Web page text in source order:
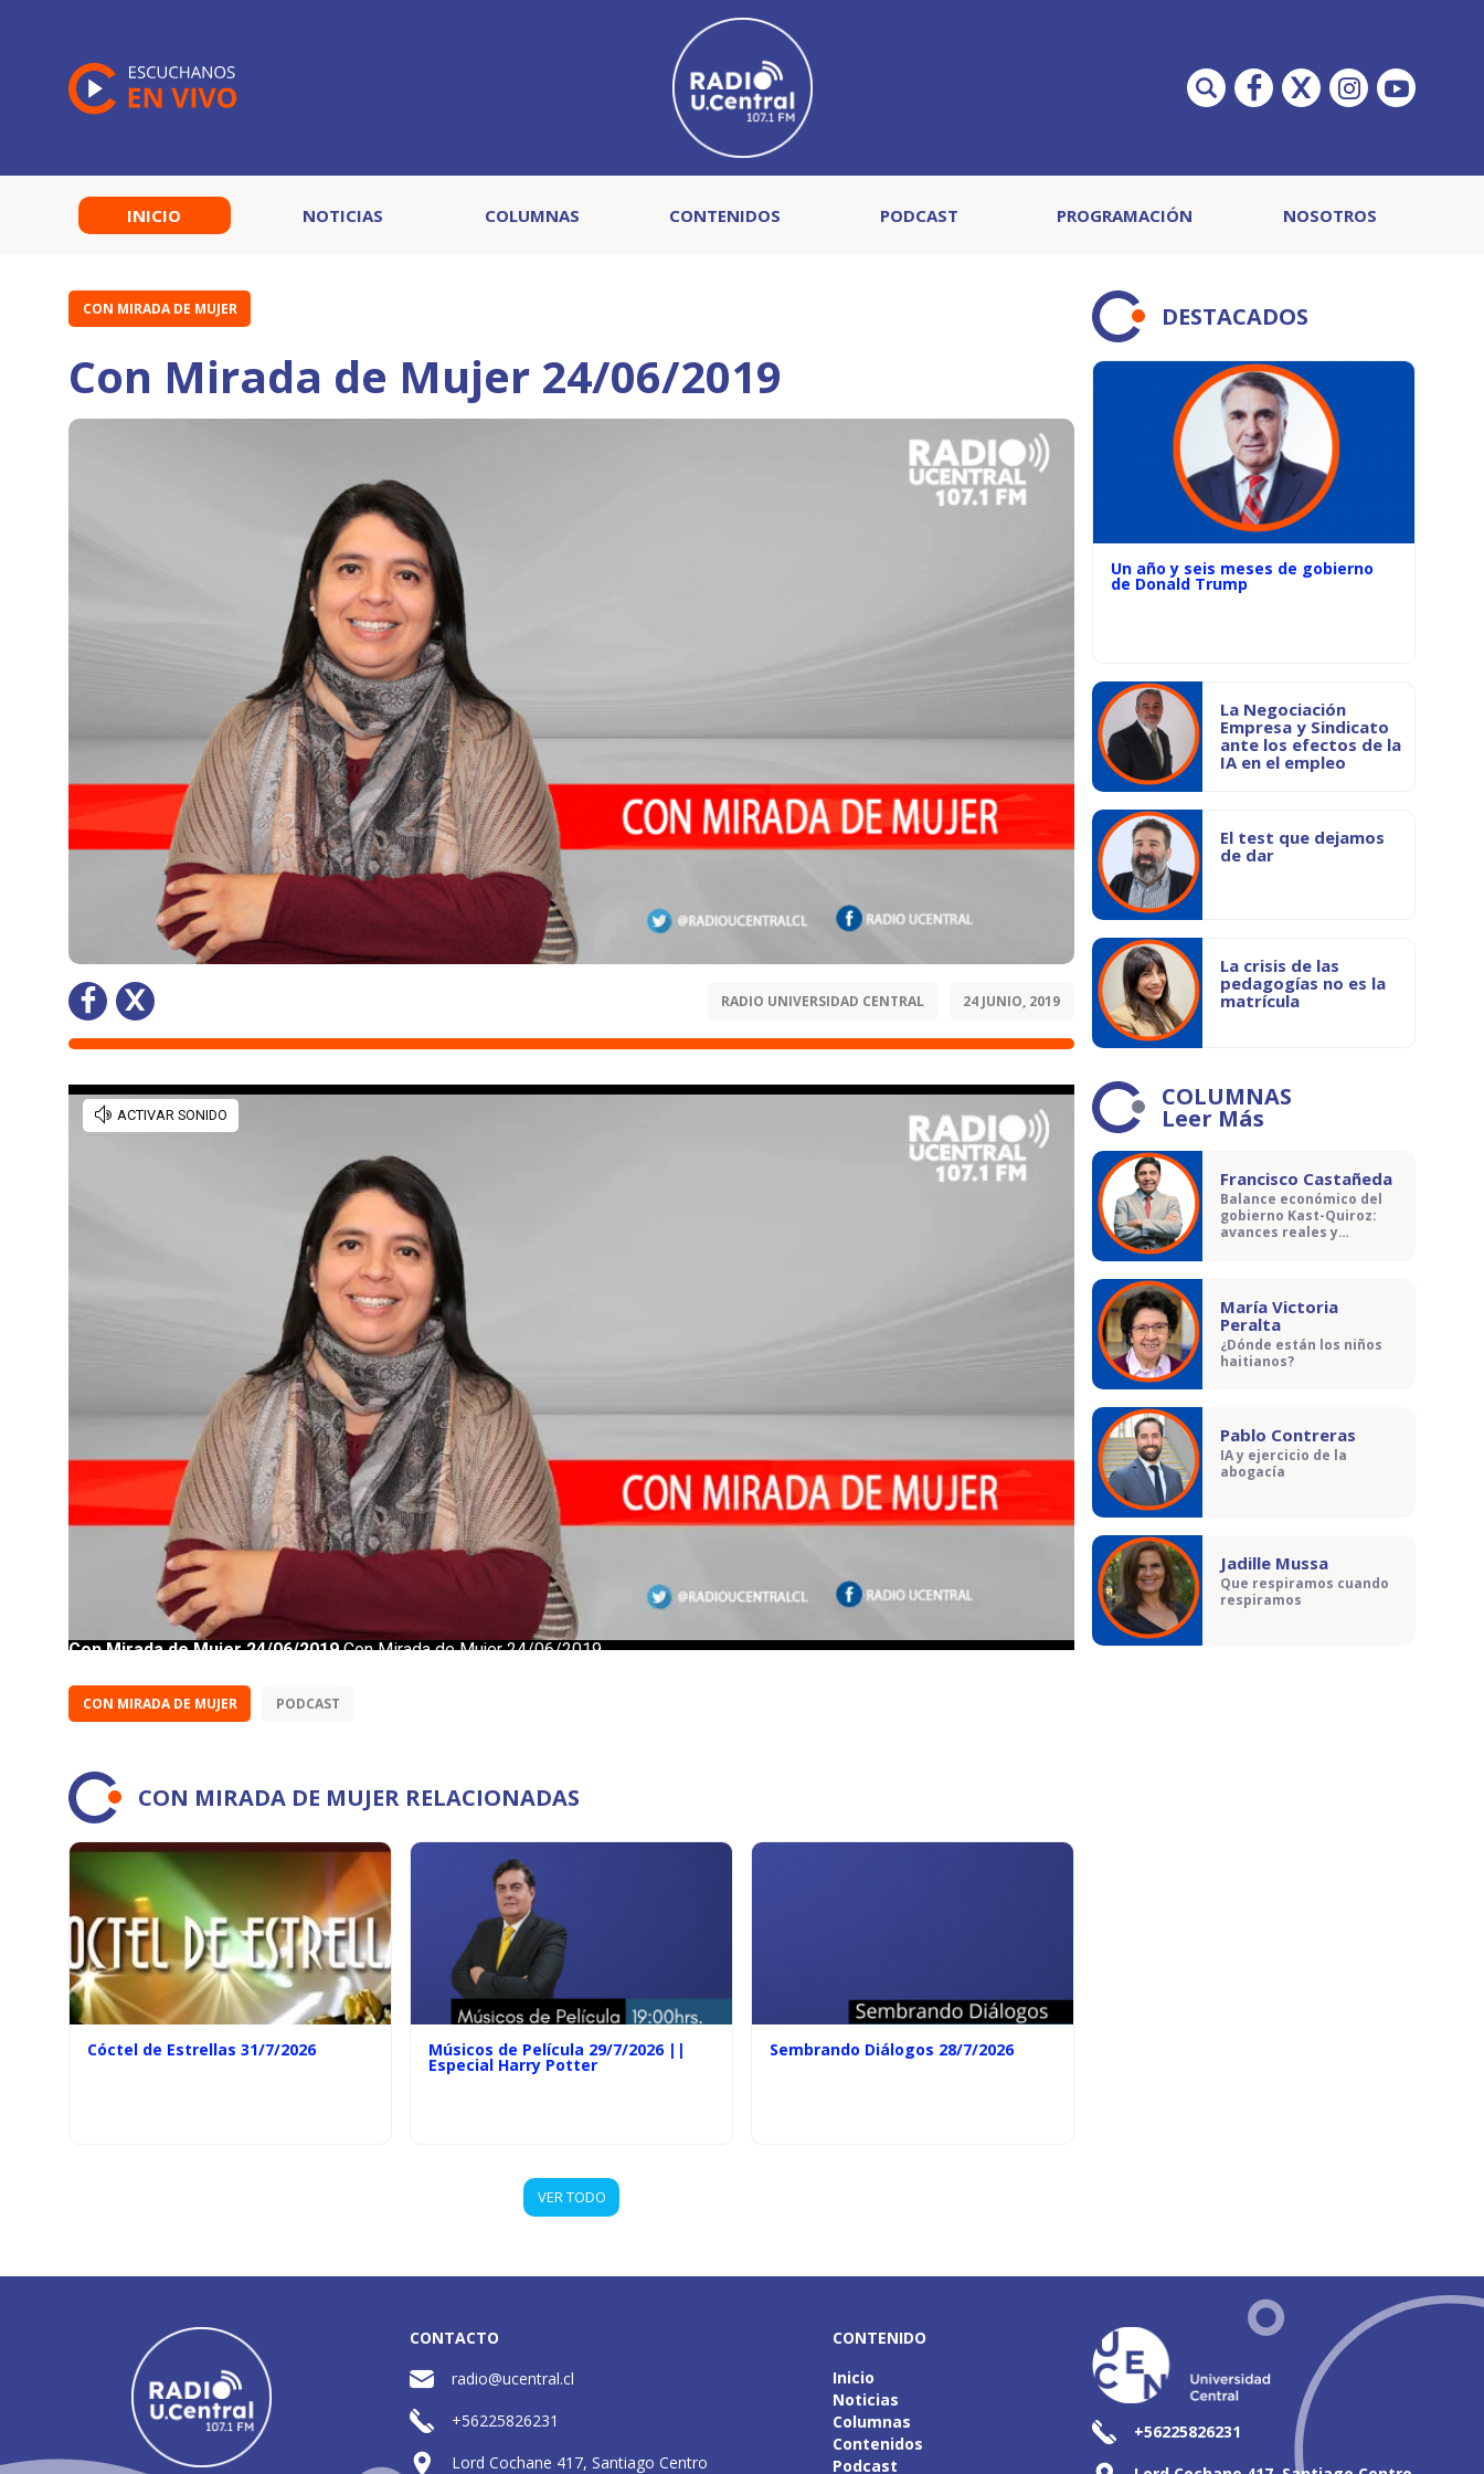
INICIO NOTICIAS COLUMNAS CONTENIDOS PODCAST PROGRAMACIÓN NOSOTROS
CON MIRADA DE MUJER
Con Mirada de Mujer 24/06/2019
RADIO UNIVERSIDAD CENTRAL 24 JUNIO, 2019
CON MIRADA DE MUJER PODCAST
CON MIRADA DE MUJER RELACIONADAS
Cóctel de Estrellas 31/7/2026 Músicos de Película 29/7/2026 ||
Especial Harry Potter
Sembrando Diálogos 28/7/2026
VER TODO
DESTACADOS
Un año y seis meses de gobierno
de Donald Trump
La Negociación
Empresa y Sindicato
ante los efectos de la
IA en el empleo
El test que dejamos
de dar
La crisis de las
pedagogías no es la
matrícula
COLUMNAS
Leer Más
Francisco Castañeda
Balance económico del
gobierno Kast-Quiroz:
avances reales y
María Victoria
Peralta
¿Dónde están los niños
haitianos?
Pablo Contreras
IA y ejercicio de la
abogacía
Jadille Mussa
Que respiramos cuando
respiramos
CONTACTO
radio@ucentral.cl
+56225826231
Lord Cochane 417, Santiago Centro
CONTENIDO
Inicio
Noticias
Columnas
Contenidos
Podcast
+56225826231